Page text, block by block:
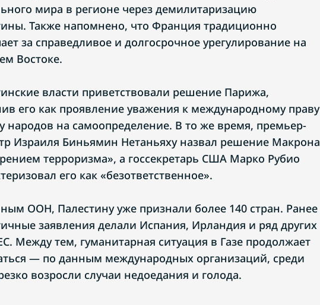
мира в регионе через демилитаризацию
Также напомнено, что Франция традиционно
за справедливое и долгосрочное урегулирование на
Востоке.
власти приветствовали решение Парижа,
его как проявление уважения к международному праву
народов на самоопределение. В то же время, премьер-
Израиля Биньямин Нетаньяху назвал решение Макрона
терроризма», а госсекретарь США Марко Рубио
его как «безответственное».
ООН, Палестину уже признали более 140 стран. Ранее
заявления делали Испания, Ирландия и ряд других
Между тем, гуманитарная ситуация в Газе продолжает
— по данным международных организаций, среди
возросли случаи недоедания и голода.